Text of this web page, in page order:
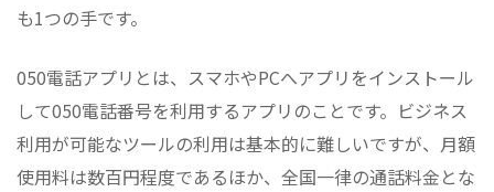
も1つの手です。
050電話アプリとは、スマホやPCへアプリをインストール
して050電話番号を利用するアプリのことです。ビジネス
利用が可能なツールの利用は基本的に難しいですが、月額
使用料は数百円程度であるほか、全国一律の通話料金とな